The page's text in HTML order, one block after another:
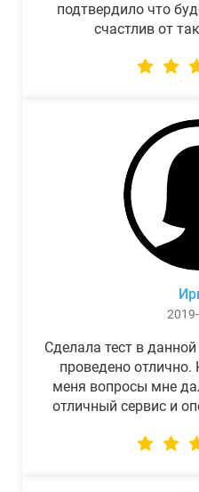
подтвердило что
счастлив от
Сделала тест в
проведено
меня вопросы мне
отличный сервис и